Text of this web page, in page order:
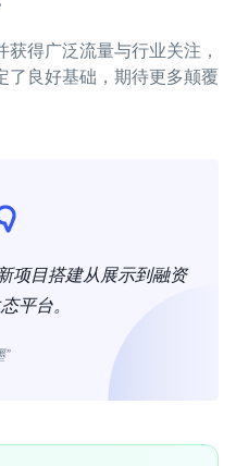
得广泛流量与行业关注，
了良好基础，期待更多颠覆
项目搭建从展示到融资
平台。
”